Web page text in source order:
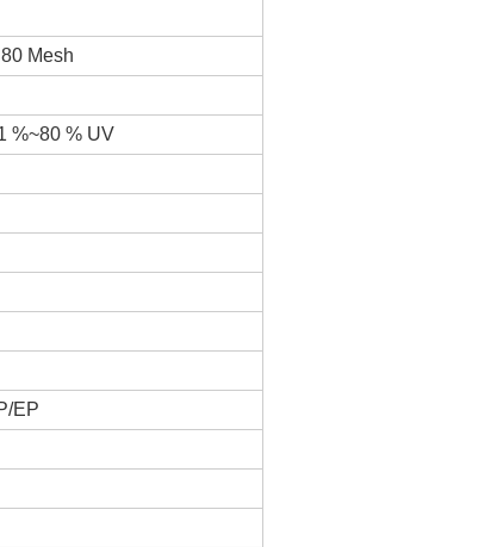
Mesh
%~80 % UV
EP